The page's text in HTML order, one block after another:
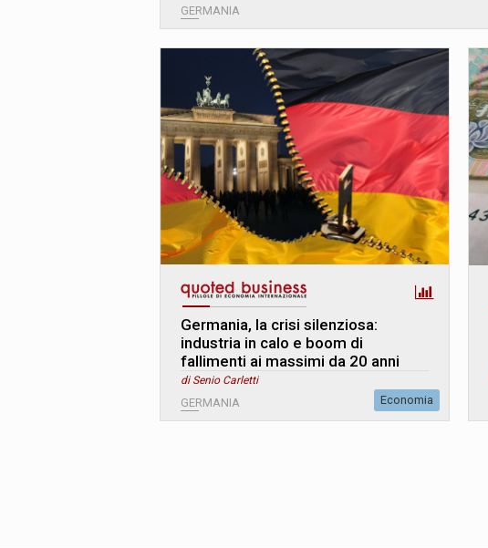
GERMANIA
Germania, la crisi silenziosa:
industria in calo e boom di
fallimenti ai massimi da 20 anni
di Senio Carletti
GERMANIA Economia